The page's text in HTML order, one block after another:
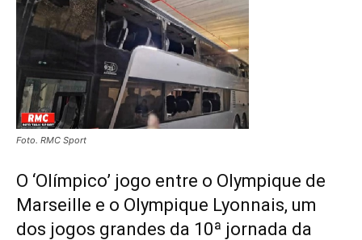
Foto. RMC Sport
O ‘Olímpico’ jogo entre o Olympique de
Marseille e o Olympique Lyonnais, um
dos jogos grandes da 10ª jornada da